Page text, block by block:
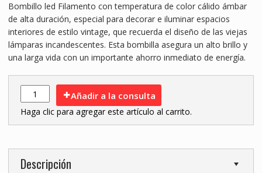
Bombillo led Filamento con temperatura de color cálido ámbar
de alta duración, especial para decorar e iluminar espacios
interiores de estilo vintage, que recuerda el diseño de las viejas
lámparas incandescentes. Esta bombilla asegura un alto brillo y
una larga vida con un importante ahorro inmediato de energía.
Añadir a la consulta
Haga clic para agregar este artículo al carrito.
Descripción